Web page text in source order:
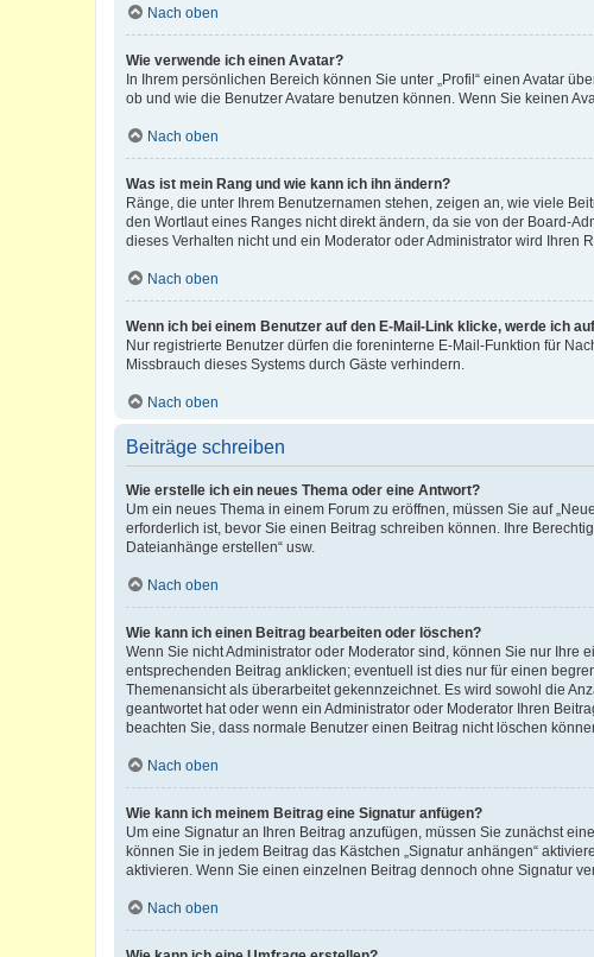
Nach oben
Wie verwende ich einen Avatar?
In Ihrem persönlichen Bereich können Sie unter „Profil“ einen Avatar
ob und wie die Benutzer Avatare benutzen können. Wenn Sie keinen
Nach oben
Was ist mein Rang und wie kann ich ihn ändern?
Ränge, die unter Ihrem Benutzernamen stehen, zeigen an, wie viele
den Wortlaut eines Ranges nicht direkt ändern, da sie von der Board-
dieses Verhalten nicht und ein Moderator oder Administrator wird Ihren
Nach oben
Wenn ich bei einem Benutzer auf den E-Mail-Link klicke, werde ich
Nur registrierte Benutzer dürfen die foreninterne E-Mail-Funktion für
Missbrauch dieses Systems durch Gäste verhindern.
Nach oben
Beiträge schreiben
Wie erstelle ich ein neues Thema oder eine Antwort?
Um ein neues Thema in einem Forum zu eröffnen, müssen Sie auf
erforderlich ist, bevor Sie einen Beitrag schreiben können. Ihre
Dateianhänge erstellen“ usw.
Nach oben
Wie kann ich einen Beitrag bearbeiten oder löschen?
Wenn Sie nicht Administrator oder Moderator sind, können Sie nur Ihre
entsprechenden Beitrag anklicken; eventuell ist dies nur für einen
Themenansicht als überarbeitet gekennzeichnet. Es wird sowohl die
geantwortet hat oder wenn ein Administrator oder Moderator Ihren
beachten Sie, dass normale Benutzer einen Beitrag nicht löschen
Nach oben
Wie kann ich meinem Beitrag eine Signatur anfügen?
Um eine Signatur an Ihren Beitrag anzufügen, müssen Sie zunächst
können Sie in jedem Beitrag das Kästchen „Signatur anhängen“
aktivieren. Wenn Sie einen einzelnen Beitrag dennoch ohne Signatur
Nach oben